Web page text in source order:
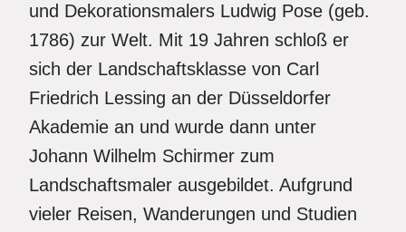
und Dekorationsmalers Ludwig Pose (geb.
1786) zur Welt. Mit 19 Jahren schloß er
sich der Landschaftsklasse von Carl
Friedrich Lessing an der Düsseldorfer
Akademie an und wurde dann unter
Johann Wilhelm Schirmer zum
Landschaftsmaler ausgebildet. Aufgrund
vieler Reisen, Wanderungen und Studien